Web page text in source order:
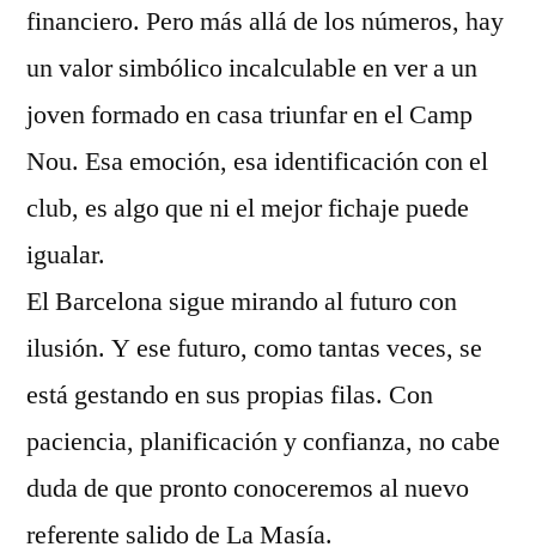
financiero. Pero más allá de los números, hay
un valor simbólico incalculable en ver a un
joven formado en casa triunfar en el Camp
Nou. Esa emoción, esa identificación con el
club, es algo que ni el mejor fichaje puede
igualar.
El Barcelona sigue mirando al futuro con
ilusión. Y ese futuro, como tantas veces, se
está gestando en sus propias filas. Con
paciencia, planificación y confianza, no cabe
duda de que pronto conoceremos al nuevo
referente salido de La Masía.